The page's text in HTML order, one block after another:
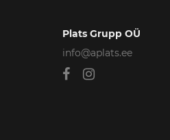
Plats Grupp OÜ
info@aplats.ee